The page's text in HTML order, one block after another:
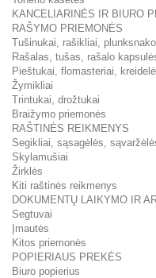
KANCELIARINĖS IR BIURO
RAŠYMO PRIEMONĖS
Tušinukai, rašikliai,
Rašalas, tušas, rašalo
Pieštukai, flomasteriai,
Žymikliai
Trintukai, drožtukai
Braižymo priemonės
RAŠTINĖS REIKMENYS
Segikliai, sąsagėlės,
Skylamušiai
Žirklės
Kiti raštinės reikmenys
DOKUMENTŲ LAIKYMO IR
Segtuvai
Įmautės
Kitos priemonės
POPIERIAUS PREKĖS
Biuro popierius